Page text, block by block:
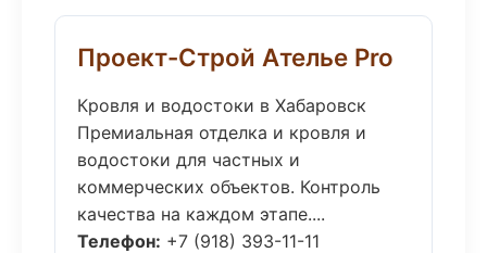
Проект-Строй Ателье Pro
Кровля и водостоки в Хабаровск
Премиальная отделка и кровля и
водостоки для частных и
коммерческих объектов. Контроль
качества на каждом этапе....
Телефон: +7 (918) 393-11-11